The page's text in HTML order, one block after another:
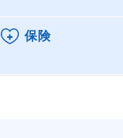
保険